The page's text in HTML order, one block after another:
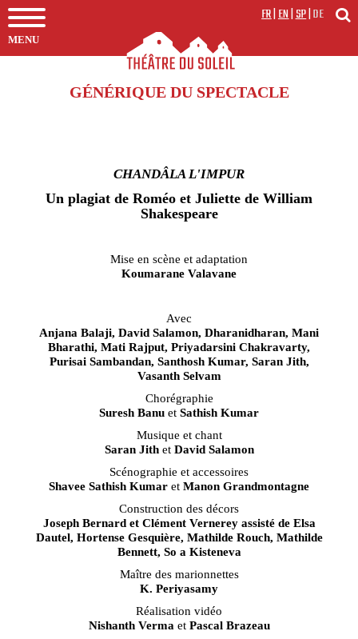
MENU
FR|EN|SP|DE
GÉNÉRIQUE DU SPECTACLE
CHANDÂLA L'IMPUR
Un plagiat de Roméo et Juliette de William
Shakespeare
Mise en scène et adaptation
Koumarane Valavane
Avec
Anjana Balaji, David Salamon, Dharanidharan, Mani
Bharathi, Mati Rajput, Priyadarsini Chakravarty,
Purisai Sambandan, Santhosh Kumar, Saran Jith,
Vasanth Selvam
Chorégraphie
Suresh Banu et Sathish Kumar
Musique et chant
Saran Jithet David Salamon
Scénographie et accessoires
Shavee Sathish Kumar et Manon Grandmontagne
Construction des décors
Joseph Bernard et Clément Vernerey assisté de Elsa
Dautel, Hortense Gesquière, Mathilde Rouch, Mathilde
Bennett, So a Kisteneva
Maître des marionnettes
K. Periyasamy
Réalisation vidéo
Nishanth Verma et Pascal Brazeau